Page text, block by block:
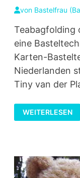
von Bastelfrau
Teabagfolding
eine
Karten-
Niederlanden
Tiny van der
WAS
IST
TEABAGFOLDING
WEITERLESEN